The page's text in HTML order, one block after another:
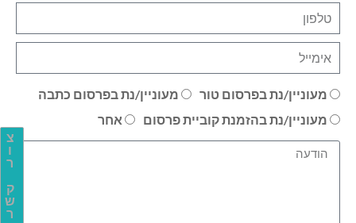
צ
ו
ר
ק
ש
ר
מעוניין/נת בפרסום טור
מעוניין/נת בפרסום כתבה
מעוניין/נת בהזמנת קוביית פרסום
אחר